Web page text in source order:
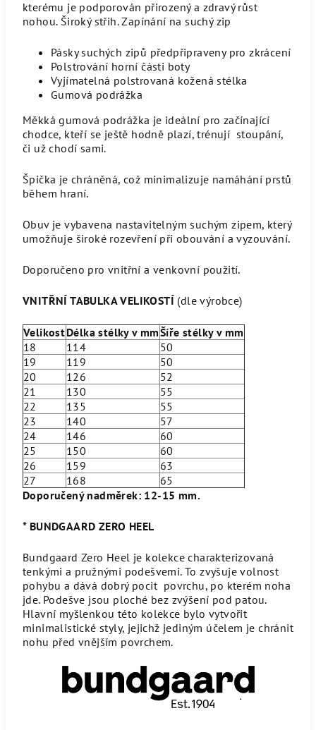
kterému je podporován přirozený a zdravý růst
nohou. Široký střih. Zapínání na suchý zip
Pásky suchých zipů předpřipraveny pro zkrácení
Polstrování horní části boty
Vyjímatelná polstrovaná kožená stélka
Gumová podrážka
Měkká gumová podrážka je ideální pro začínající
chodce, kteří se ještě hodně plazí, trénují stoupání,
či už chodí sami.
Špička je chráněná, což minimalizuje namáhání prstů
během hraní.
Obuv je vybavena nastavitelným suchým zipem, který
umožňuje široké rozevření při obouvání a vyzouvání.
Doporučeno pro vnitřní a venkovní použití.
VNITŘNÍ TABULKA VELIKOSTÍ (dle výrobce)
VelikostDélka stélky v mmŠíře stélky v mm
18
114
50
19
119
50
20
126
52
21
130
55
22
135
55
23
140
57
24
146
60
25
150
60
26
159
63
27
168
65
Doporučený nadměrek: 12-15 mm.
* BUNDGAARD ZERO HEEL
Bundgaard Zero Heel je kolekce charakterizovaná
tenkými a pružnými podešvemi. To zvyšuje volnost
pohybu a dává dobrý pocit povrchu, po kterém noha
jde. Podešve jsou ploché bez zvýšení pod patou.
Hlavní myšlenkou této kolekce bylo vytvořit
minimalistické styly, jejichž jediným účelem je chránit
nohu před vnějším povrchem.